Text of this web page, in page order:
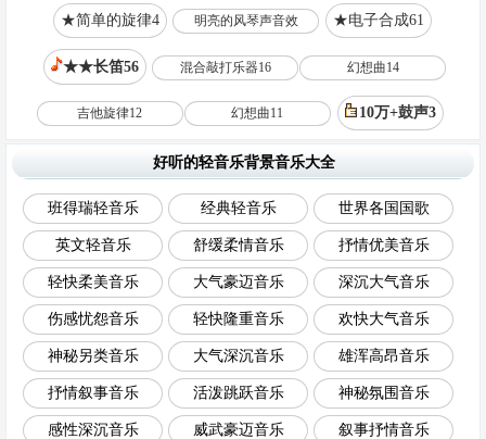
★简单的旋律4 明亮的风琴声音效 ★电子合成61
★★长笛56 混合敲打乐器16 幻想曲14
吉他旋律12 幻想曲11 10万+鼓声3
好听的轻音乐背景音乐大全
班得瑞轻音乐 经典轻音乐 世界各国国歌
英文轻音乐 舒缓柔情音乐 抒情优美音乐
轻快柔美音乐 大气豪迈音乐 深沉大气音乐
伤感忧怨音乐 轻快隆重音乐 欢快大气音乐
神秘另类音乐 大气深沉音乐 雄浑高昂音乐
抒情叙事音乐 活泼跳跃音乐 神秘氛围音乐
感性深沉音乐 威武豪迈音乐 叙事抒情音乐